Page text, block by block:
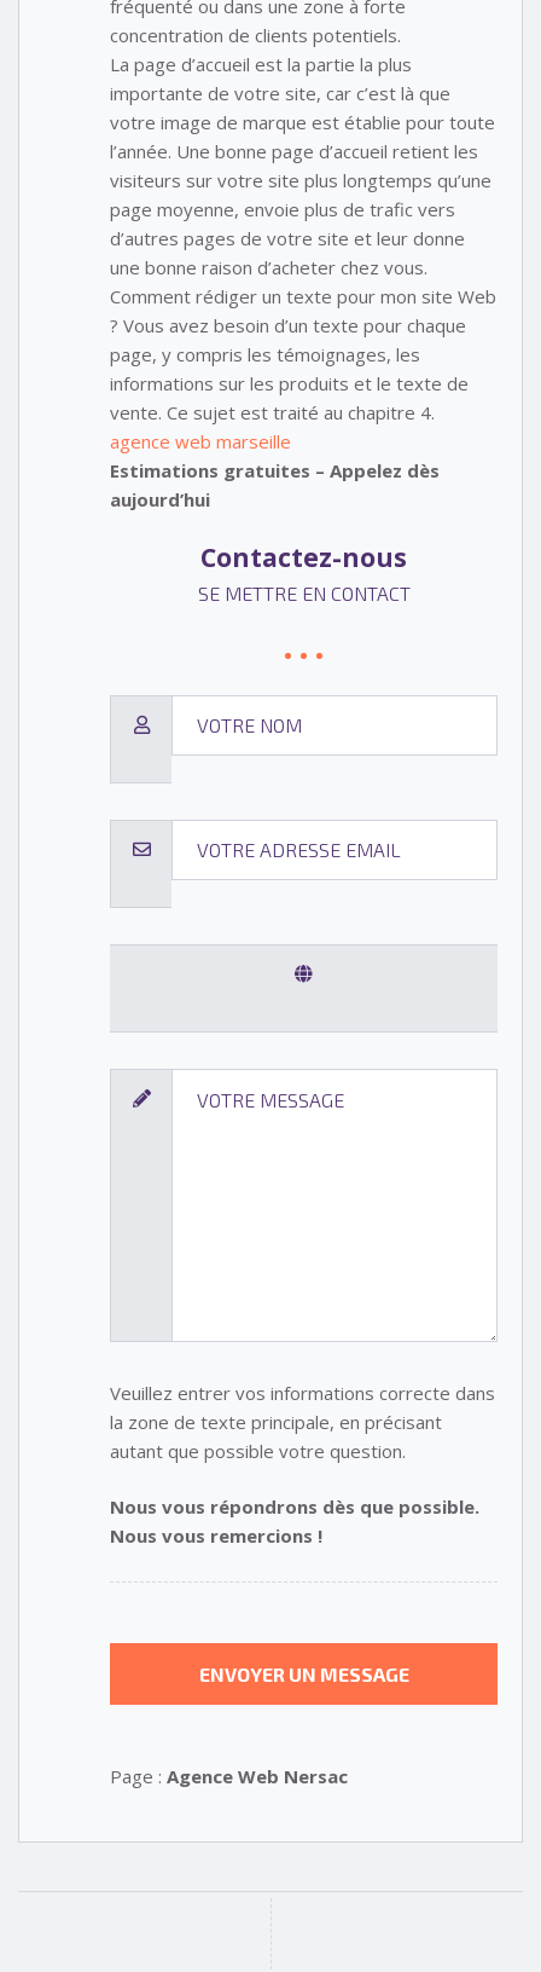
fréquenté ou dans une zone à forte
concentration de clients potentiels.
La page d’accueil est la partie la plus
importante de votre site, car c’est là que
votre image de marque est établie pour toute
l’année. Une bonne page d’accueil retient les
visiteurs sur votre site plus longtemps qu’une
page moyenne, envoie plus de trafic vers
d’autres pages de votre site et leur donne
une bonne raison d’acheter chez vous.
Comment rédiger un texte pour mon site Web
? Vous avez besoin d’un texte pour chaque
page, y compris les témoignages, les
informations sur les produits et le texte de
vente. Ce sujet est traité au chapitre 4.
agence web marseille
Estimations gratuites – Appelez dès
aujourd’hui
Contactez-nous
SE METTRE EN CONTACT
Veuillez entrer vos informations correcte dans
la zone de texte principale, en précisant
autant que possible votre question.
Nous vous répondrons dès que possible.
Nous vous remercions !
Page : Agence Web Nersac